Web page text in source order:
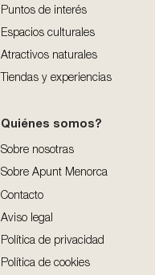
Puntos de interés
Espacios culturales
Atractivos naturales
Tiendas y experiencias
Quiénes somos?
Sobre nosotras
Sobre Apunt Menorca
Contacto
Aviso legal
Política de privacidad
Política de cookies